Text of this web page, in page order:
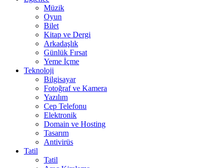
Müzik
Oyun
Bilet
Kitap ve Dergi
Arkadaşlık
Günlük Fırsat
Yeme İçme
Teknoloji
Bilgisayar
Fotoğraf ve Kamera
Yazılım
Cep Telefonu
Elektronik
Domain ve Hosting
Tasarım
Antivirüs
Tatil
Tatil